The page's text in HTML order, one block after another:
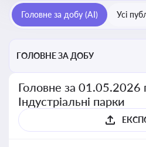
Головне за добу (AI) Усі
ГОЛОВНЕ ЗА ДОБУ
Головне за 01.05.2026
Індустріальні парки